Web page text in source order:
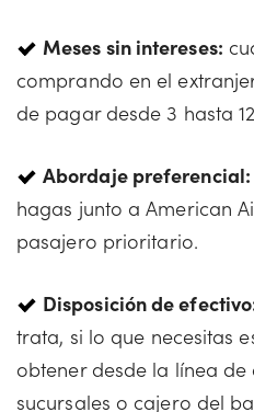
Meses sin intereses:
comprando en el
de pagar desde 3 hasta
Abordaje preferencial:
hagas junto a American
pasajero prioritario.
Disposición de
trata, si lo que necesitas
obtener desde la línea
sucursales o cajero del